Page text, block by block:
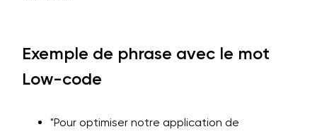
Exemple de phrase avec le mot
Low-code
"Pour optimiser notre application de